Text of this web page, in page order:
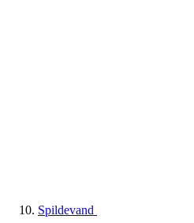
Spildevand